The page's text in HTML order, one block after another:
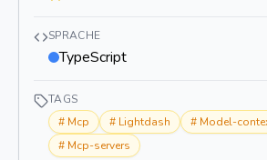
SPRACHE
TypeScript
TAGS
# Mcp # Lightdash # Model-
# Mcp-servers